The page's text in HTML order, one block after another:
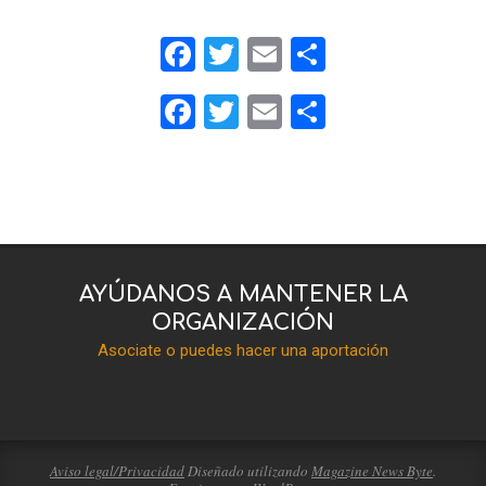
Facebook
Twitter
Email
Facebook
Twitter
Email
05-
AYÚDANOS A MANTENER LA
ORGANIZACIÓN
Asociate o puedes hacer una aportación
Aviso legal/PrivacidadDiseñado utilizando Magazine News Byte.